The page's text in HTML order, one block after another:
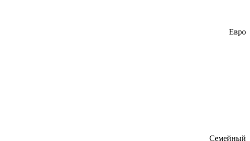
Евро
Семейный